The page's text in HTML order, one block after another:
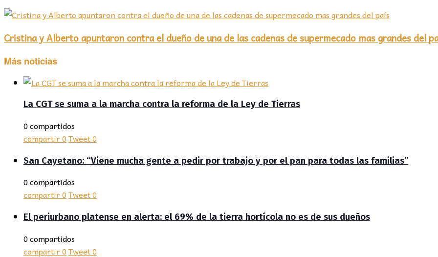
Cristina y Alberto apuntaron contra el dueño de una de las cadenas de supermecado mas grandes del
Más noticias
La CGT se suma a la marcha contra la reforma de la Ley de Tierras
0 compartidos
compartir0Tweet0
San Cayetano: “Viene mucha gente a pedir por trabajo y por el pan para todas las familias”
0 compartidos
compartir0Tweet0
El periurbano platense en alerta: el 69% de la tierra hortícola no es de sus dueños
0 compartidos
compartir0Tweet0